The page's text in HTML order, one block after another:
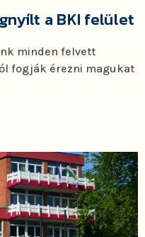
a BKI felület
minden felvett
fogják érezni magukat